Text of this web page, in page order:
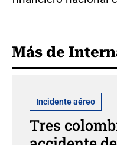
Más de
Incidente aéreo
Tres